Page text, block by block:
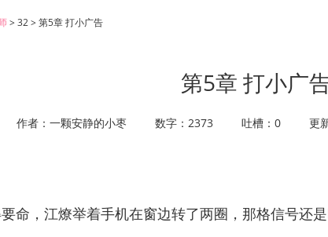
> 32 > 第5章 打小广告
第5章 打小广
作者：一颗安静的小枣 数字：2373 吐槽：0 更
，江燎举着手机在窗边转了两圈，那格信号还是